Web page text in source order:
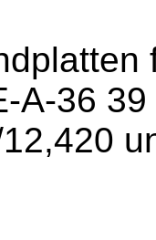
A-36